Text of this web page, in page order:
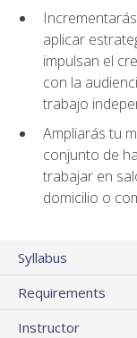
aplicar
impulsan el
con la
trabajo
Ampliarás tu
conjunto de
trabajar en
domicilio o
Syllabus
Requirements
Instructor